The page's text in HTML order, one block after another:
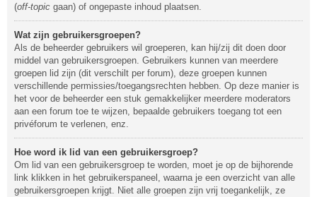
(off-topic gaan) of ongepaste inhoud plaatsen.
Wat zijn gebruikersgroepen?
Als de beheerder gebruikers wil groeperen, kan hij/zij dit doen door
middel van gebruikersgroepen. Gebruikers kunnen van meerdere
groepen lid zijn (dit verschilt per forum), deze groepen kunnen
verschillende permissies/toegangsrechten hebben. Op deze manier is
het voor de beheerder een stuk gemakkelijker meerdere moderators
aan een forum toe te wijzen, bepaalde gebruikers toegang tot een
privéforum te verlenen, enz.
Hoe word ik lid van een gebruikersgroep?
Om lid van een gebruikersgroep te worden, moet je op de bijhorende
link klikken in het gebruikerspaneel, waarna je een overzicht van alle
gebruikersgroepen krijgt. Niet alle groepen zijn vrij toegankelijk, ze